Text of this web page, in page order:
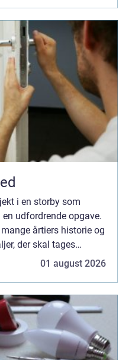
i en storby som
udfordrende opgave.
årtiers historie og
der skal tages
01 august 2026